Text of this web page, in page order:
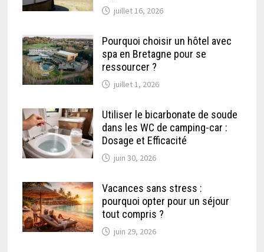
juillet 16, 2026
Pourquoi choisir un hôtel avec
spa en Bretagne pour se
ressourcer ?
juillet 1, 2026
Utiliser le bicarbonate de soude
dans les WC de camping-car :
Dosage et Efficacité
juin 30, 2026
Vacances sans stress :
pourquoi opter pour un séjour
tout compris ?
juin 29, 2026